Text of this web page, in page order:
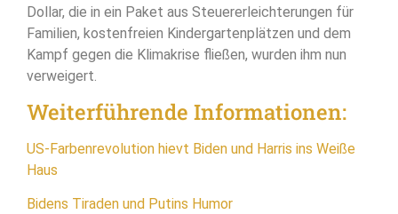
Dollar, die in ein Paket aus Steuererleichterungen für
Familien, kostenfreien Kindergartenplätzen und dem
Kampf gegen die Klimakrise fließen, wurden ihm nun
verweigert.
Weiterführende Informationen:
US-Farbenrevolution hievt Biden und Harris ins Weiße
Haus
Bidens Tiraden und Putins Humor